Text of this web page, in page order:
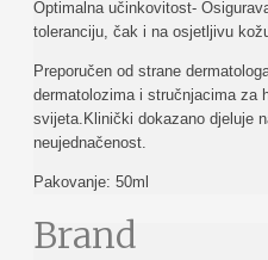
Optimalna učinkovitost-
toleranciju, čak i na osjetljivu
Preporučen od strane
dermatolozima i stručnjacima za
svijeta.Klinički dokazano djeluje
neujednačenost.
Pakovanje: 50ml
Brand